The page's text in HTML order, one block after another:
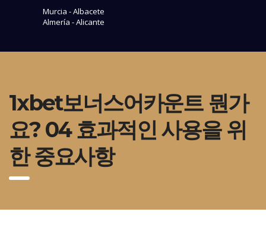
Murcia - Albacete
Almería - Alicante
1xbet보너스어카운트 뭔가
요? 04 효과적인 사용을 위
한 중요사항